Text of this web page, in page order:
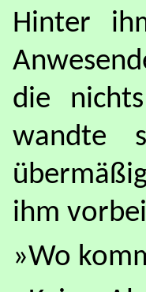
Hinter
die
wandte
ihm
»Wo